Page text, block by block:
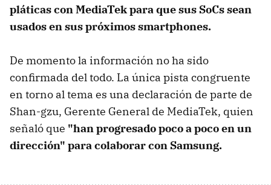
pláticas con MediaTek para que sus SoCs sean
usados en sus próximos smartphones.
De momento la información no ha sido
confirmada del todo. La única pista congruente
en torno al tema es una declaración de parte de
Shan-gzu, Gerente General de MediaTek, quien
señaló que "han progresado poco a poco en un
dirección" para colaborar con Samsung.